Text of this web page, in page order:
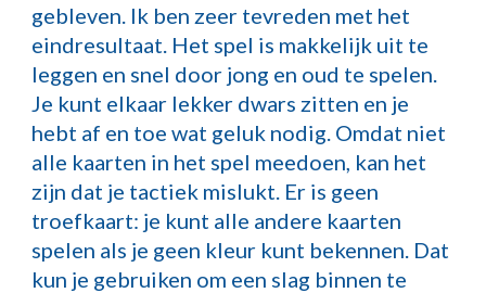
gebleven. Ik ben zeer tevreden met het
eindresultaat. Het spel is makkelijk uit te
leggen en snel door jong en oud te spelen.
Je kunt elkaar lekker dwars zitten en je
hebt af en toe wat geluk nodig. Omdat niet
alle kaarten in het spel meedoen, kan het
zijn dat je tactiek mislukt. Er is geen
troefkaart: je kunt alle andere kaarten
spelen als je geen kleur kunt bekennen. Dat
kun je gebruiken om een slag binnen te